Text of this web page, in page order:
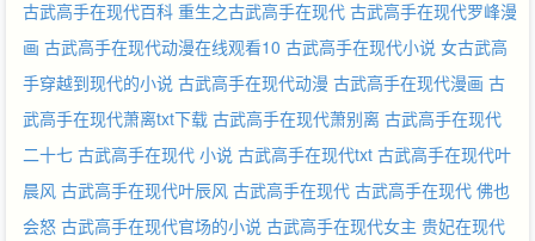
古武高手在现代百科 重生之古武高手在现代 古武高手在现代罗峰漫
画 古武高手在现代动漫在线观看10 古武高手在现代小说 女古武高
手穿越到现代的小说 古武高手在现代动漫 古武高手在现代漫画 古
武高手在现代萧离txt下载 古武高手在现代萧别离 古武高手在现代
二十七 古武高手在现代 小说 古武高手在现代txt 古武高手在现代叶
晨风 古武高手在现代叶辰风 古武高手在现代 古武高手在现代 佛也
会怒 古武高手在现代官场的小说 古武高手在现代女主 贵妃在现代